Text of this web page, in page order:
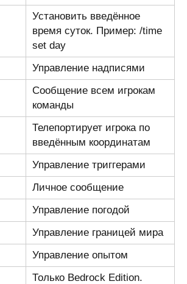
Установить введённое
время суток. Пример: /time
set day
Управление надписями
Сообщение всем игрокам
команды
Телепортирует игрока по
введённым координатам
Управление триггерами
Личное сообщение
Управление погодой
Управление границей мира
Управление опытом
Только Bedrock Edition.